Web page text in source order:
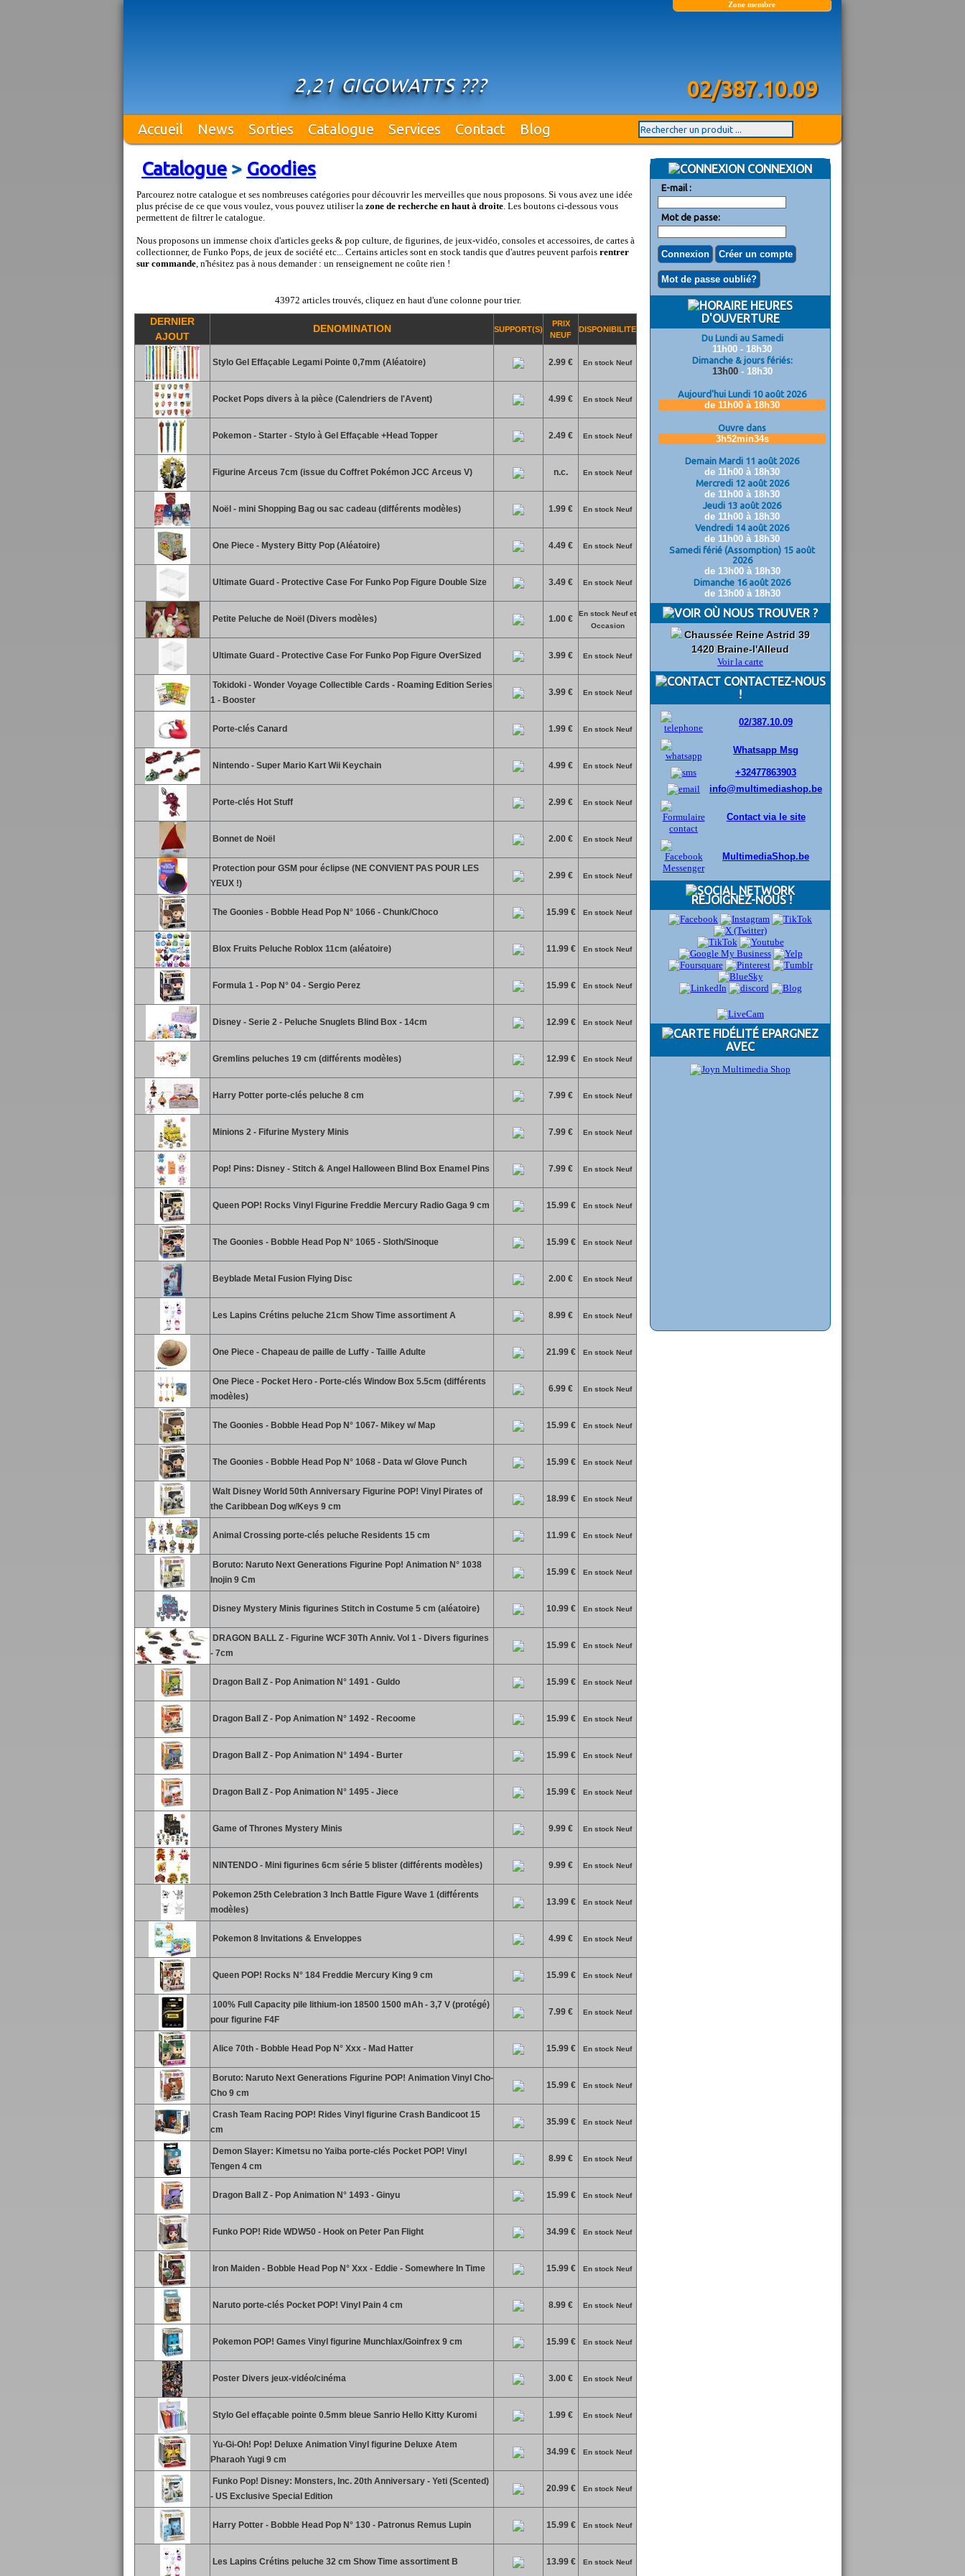
2,21 GIGOWATTS ???
Zone membre
02/387.10.09
Accueil News Sorties Catalogue Services Contact Blog
Catalogue> Goodies
Parcourez notre catalogue et ses nombreuses catégories pour découvrir les merveilles que nous proposons. Si vous avez une idée
plus précise de ce que vous voulez, vous pouvez utiliser la zone de recherche en haut à droite. Les boutons ci-dessous vous
permettent de filtrer le catalogue.
Nous proposons un immense choix d'articles geeks & pop culture, de figurines, de jeux-vidéo, consoles et accessoires, de cartes à
collectionner, de Funko Pops, de jeux de société etc... Certains articles sont en stock tandis que d'autres peuvent parfois rentrer
sur commande, n'hésitez pas à nous demander : un renseignement ne coûte rien !
43972 articles trouvés, cliquez en haut d'une colonne pour trier.
DERNIER
AJOUT
DENOMINATION SUPPORT(S)
PRIX
NEUF
DISPONIBILITE
Stylo Gel Effaçable Legami Pointe 0,7mm (Aléatoire) 2.99 € En stock Neuf
Pocket Pops divers à la pièce (Calendriers de l'Avent) 4.99 € En stock Neuf
Pokemon - Starter - Stylo à Gel Effaçable +Head Topper 2.49 € En stock Neuf
Figurine Arceus 7cm (issue du Coffret Pokémon JCC Arceus V) n.c. En stock Neuf
Noël - mini Shopping Bag ou sac cadeau (différents modèles) 1.99 € En stock Neuf
One Piece - Mystery Bitty Pop (Aléatoire) 4.49 € En stock Neuf
Ultimate Guard - Protective Case For Funko Pop Figure Double Size 3.49 € En stock Neuf
Petite Peluche de Noël (Divers modèles) 1.00 €
En stock Neuf et
Occasion
Ultimate Guard - Protective Case For Funko Pop Figure OverSized 3.99 € En stock Neuf
Tokidoki - Wonder Voyage Collectible Cards - Roaming Edition Series
1 - Booster
3.99 € En stock Neuf
Porte-clés Canard 1.99 € En stock Neuf
Nintendo - Super Mario Kart Wii Keychain 4.99 € En stock Neuf
Porte-clés Hot Stuff 2.99 € En stock Neuf
Bonnet de Noël 2.00 € En stock Neuf
Protection pour GSM pour éclipse (NE CONVIENT PAS POUR LES
YEUX !)
2.99 € En stock Neuf
The Goonies - Bobble Head Pop N° 1066 - Chunk/Choco 15.99 € En stock Neuf
Blox Fruits Peluche Roblox 11cm (aléatoire) 11.99 € En stock Neuf
Formula 1 - Pop N° 04 - Sergio Perez 15.99 € En stock Neuf
Disney - Serie 2 - Peluche Snuglets Blind Box - 14cm 12.99 € En stock Neuf
Gremlins peluches 19 cm (différents modèles) 12.99 € En stock Neuf
Harry Potter porte-clés peluche 8 cm 7.99 € En stock Neuf
Minions 2 - Fifurine Mystery Minis 7.99 € En stock Neuf
Pop! Pins: Disney - Stitch & Angel Halloween Blind Box Enamel Pins 7.99 € En stock Neuf
Queen POP! Rocks Vinyl Figurine Freddie Mercury Radio Gaga 9 cm 15.99 € En stock Neuf
The Goonies - Bobble Head Pop N° 1065 - Sloth/Sinoque 15.99 € En stock Neuf
Beyblade Metal Fusion Flying Disc 2.00 € En stock Neuf
Les Lapins Crétins peluche 21cm Show Time assortiment A 8.99 € En stock Neuf
One Piece - Chapeau de paille de Luffy - Taille Adulte 21.99 € En stock Neuf
One Piece - Pocket Hero - Porte-clés Window Box 5.5cm (différents
modèles)
6.99 € En stock Neuf
The Goonies - Bobble Head Pop N° 1067- Mikey w/ Map 15.99 € En stock Neuf
The Goonies - Bobble Head Pop N° 1068 - Data w/ Glove Punch 15.99 € En stock Neuf
Walt Disney World 50th Anniversary Figurine POP! Vinyl Pirates of
the Caribbean Dog w/Keys 9 cm
18.99 € En stock Neuf
Animal Crossing porte-clés peluche Residents 15 cm 11.99 € En stock Neuf
Boruto: Naruto Next Generations Figurine Pop! Animation N° 1038
Inojin 9 Cm
15.99 € En stock Neuf
Disney Mystery Minis figurines Stitch in Costume 5 cm (aléatoire) 10.99 € En stock Neuf
DRAGON BALL Z - Figurine WCF 30Th Anniv. Vol 1 - Divers figurines
- 7cm
15.99 € En stock Neuf
Dragon Ball Z - Pop Animation N° 1491 - Guldo 15.99 € En stock Neuf
Dragon Ball Z - Pop Animation N° 1492 - Recoome 15.99 € En stock Neuf
Dragon Ball Z - Pop Animation N° 1494 - Burter 15.99 € En stock Neuf
Dragon Ball Z - Pop Animation N° 1495 - Jiece 15.99 € En stock Neuf
Game of Thrones Mystery Minis 9.99 € En stock Neuf
NINTENDO - Mini figurines 6cm série 5 blister (différents modèles) 9.99 € En stock Neuf
Pokemon 25th Celebration 3 Inch Battle Figure Wave 1 (différents
modèles)
13.99 € En stock Neuf
Pokemon 8 Invitations & Enveloppes 4.99 € En stock Neuf
Queen POP! Rocks N° 184 Freddie Mercury King 9 cm 15.99 € En stock Neuf
100% Full Capacity pile lithium-ion 18500 1500 mAh - 3,7 V (protégé)
pour figurine F4F
7.99 € En stock Neuf
Alice 70th - Bobble Head Pop N° Xxx - Mad Hatter 15.99 € En stock Neuf
Boruto: Naruto Next Generations Figurine POP! Animation Vinyl Cho-
Cho 9 cm
15.99 € En stock Neuf
Crash Team Racing POP! Rides Vinyl figurine Crash Bandicoot 15
cm
35.99 € En stock Neuf
Demon Slayer: Kimetsu no Yaiba porte-clés Pocket POP! Vinyl
Tengen 4 cm
8.99 € En stock Neuf
Dragon Ball Z - Pop Animation N° 1493 - Ginyu 15.99 € En stock Neuf
Funko POP! Ride WDW50 - Hook on Peter Pan Flight 34.99 € En stock Neuf
Iron Maiden - Bobble Head Pop N° Xxx - Eddie - Somewhere In Time 15.99 € En stock Neuf
Naruto porte-clés Pocket POP! Vinyl Pain 4 cm 8.99 € En stock Neuf
Pokemon POP! Games Vinyl figurine Munchlax/Goinfrex 9 cm 15.99 € En stock Neuf
Poster Divers jeux-vidéo/cinéma 3.00 € En stock Neuf
Stylo Gel effaçable pointe 0.5mm bleue Sanrio Hello Kitty Kuromi 1.99 € En stock Neuf
Yu-Gi-Oh! Pop! Deluxe Animation Vinyl figurine Deluxe Atem
Pharaoh Yugi 9 cm
34.99 € En stock Neuf
Funko Pop! Disney: Monsters, Inc. 20th Anniversary - Yeti (Scented)
- US Exclusive Special Edition
20.99 € En stock Neuf
Harry Potter - Bobble Head Pop N° 130 - Patronus Remus Lupin 15.99 € En stock Neuf
Les Lapins Crétins peluche 32 cm Show Time assortiment B 13.99 € En stock Neuf
CONNEXION
E-mail :
Mot de passe:
HEURES
D'OUVERTURE
Du Lundi au Samedi
11h00 - 18h30
Dimanche & jours fériés:
13h00- 18h30
Aujourd'hui Lundi 10 août 2026
de 11h00 à 18h30
Ouvre dans
3h52min33s
Demain Mardi 11 août 2026
de 11h00 à 18h30
Mercredi 12 août 2026
de 11h00 à 18h30
Jeudi 13 août 2026
de 11h00 à 18h30
Vendredi 14 août 2026
de 11h00 à 18h30
Samedi férié (Assomption) 15 août
2026
de 13h00 à 18h30
Dimanche 16 août 2026
de 13h00 à 18h30
OÙ NOUS TROUVER ?
Chaussée Reine Astrid 39
1420 Braine-l'Alleud
Voir la carte
CONTACTEZ-NOUS
!
02/387.10.09
Whatsapp Msg
+32477863903
info@multimediashop.be
Contact via le site
MultimediaShop.be
REJOIGNEZ-NOUS !
EPARGNEZ
AVEC